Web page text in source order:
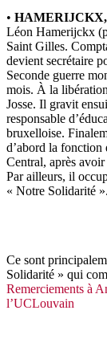
• HAMERIJCKX,
Léon Hamerijckx
Saint Gilles.
devient secrétaire
Seconde guerre
mois. À la
Josse. Il gravit
responsable
bruxelloise.
d’abord la fonction
Central, après
Par ailleurs, il
« Notre Solidarité ».
Ce sont
Solidarité » qui
Remerciements à
l’UCLouvain